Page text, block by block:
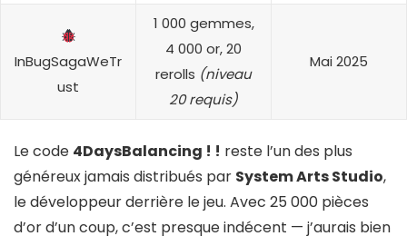
InBugSagaWeTr
ust
1 000 gemmes,
4 000 or, 20
rerolls (niveau
20 requis)
Mai 2025
Le code 4DaysBalancing ! ! reste l’un des plus
généreux jamais distribués par System Arts Studio,
le développeur derrière le jeu. Avec 25 000 pièces
d’or d’un coup, c’est presque indécent — j’aurais bien